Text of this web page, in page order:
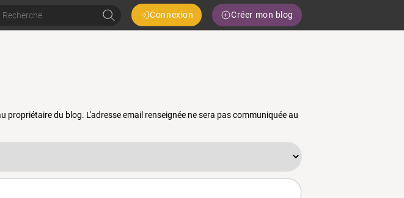
Connexion Créer mon blog
propriétaire du blog. L'adresse email renseignée ne sera pas communiquée au